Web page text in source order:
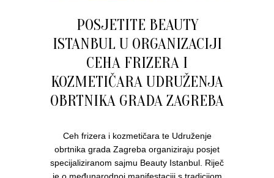
POSJETITE BEAUTY
ISTANBUL U ORGANIZACIJI
CEHA FRIZERA I
KOZMETIČARA UDRUŽENJA
OBRTNIKA GRADA ZAGREBA
Ceh frizera i kozmetičara te Udruženje
obrtnika grada Zagreba organiziraju posjet
specijaliziranom sajmu Beauty Istanbul. Riječ